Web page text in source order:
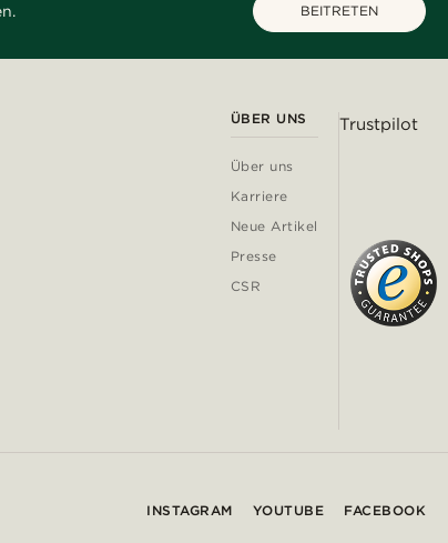
BEITRETEN
ÜBER UNS
Über uns
Karriere
Neue Artikel
Presse
CSR
Trustpilot
INSTAGRAM YOUTUBE FACEBOOK